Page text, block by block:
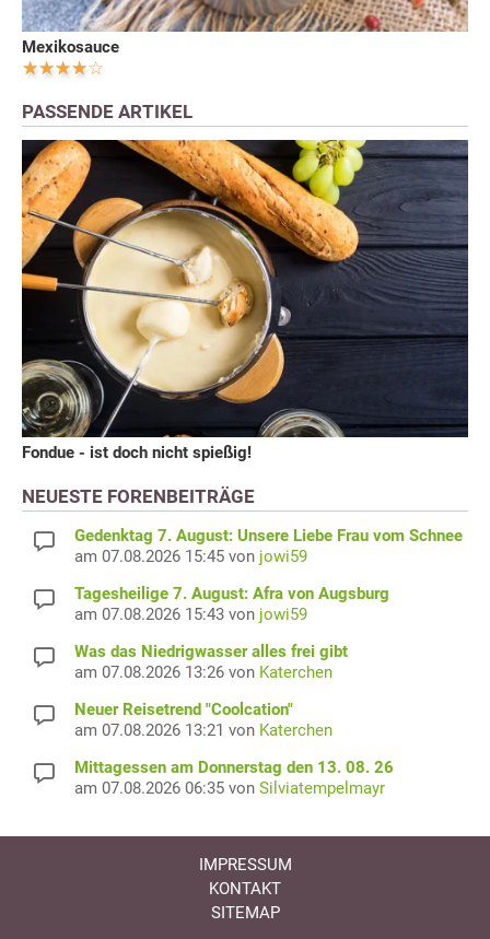
Mexikosauce
PASSENDE ARTIKEL
Fondue - ist doch nicht spießig!
NEUESTE FORENBEITRÄGE
Gedenktag 7. August: Unsere Liebe Frau vom Schnee
am 07.08.2026 15:45 von jowi59
Tagesheilige 7. August: Afra von Augsburg
am 07.08.2026 15:43 von jowi59
Was das Niedrigwasser alles frei gibt
am 07.08.2026 13:26 von Katerchen
Neuer Reisetrend "Coolcation"
am 07.08.2026 13:21 von Katerchen
Mittagessen am Donnerstag den 13. 08. 26
am 07.08.2026 06:35 von Silviatempelmayr
IMPRESSUM
KONTAKT
SITEMAP